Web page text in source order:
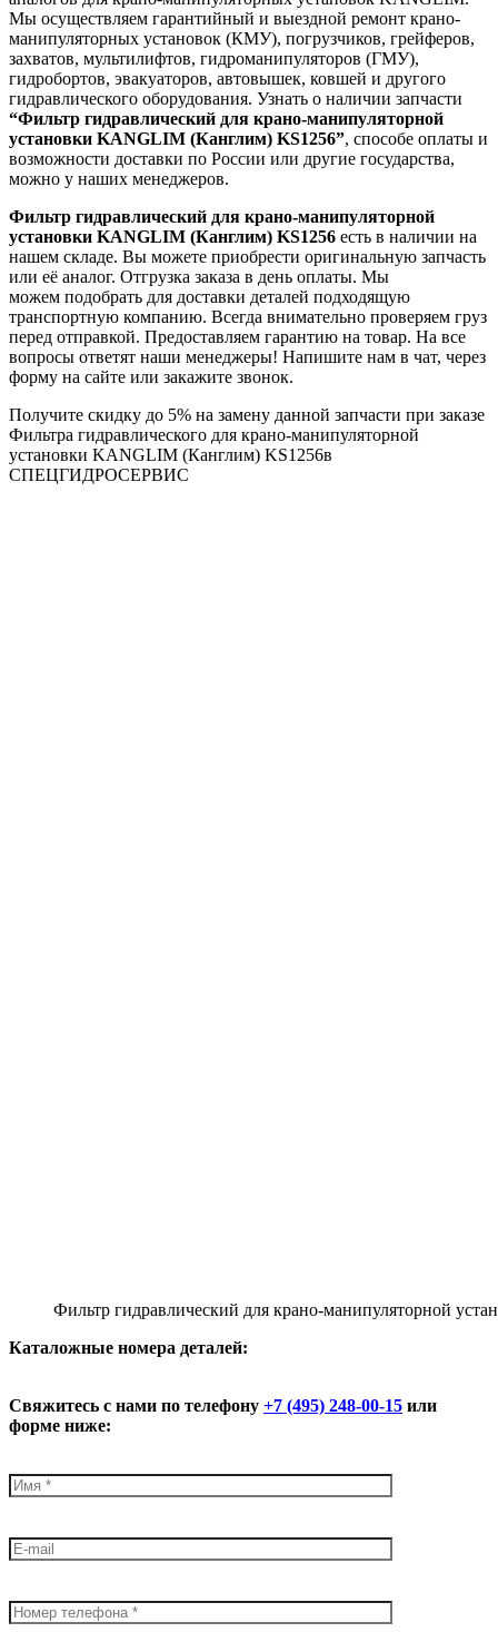
Мы осуществляем гарантийный и выездной ремонт крано-
манипуляторных установок (КМУ), погрузчиков, грейферов,
захватов, мультилифтов, гидроманипуляторов (ГМУ),
гидробортов, эвакуаторов, автовышек, ковшей и другого
гидравлического оборудования. Узнать о наличии запчасти
“Фильтр гидравлический для крано-манипуляторной
установки KANGLIM (Канглим) KS1256”, способе оплаты и
возможности доставки по России или другие государства,
можно у наших менеджеров.
Фильтр гидравлический для крано-манипуляторной
установки KANGLIM (Канглим) KS1256 есть в наличии на
нашем складе. Вы можете приобрести оригинальную запчасть
или её аналог. Отгрузка заказа в день оплаты. Мы
можем подобрать для доставки деталей подходящую
транспортную компанию. Всегда внимательно проверяем груз
перед отправкой. Предоставляем гарантию на товар. На все
вопросы ответят наши менеджеры! Напишите нам в чат, через
форму на сайте или закажите звонок.
Получите скидку до 5% на замену данной запчасти при заказе
Фильтра гидравлического для крано-манипуляторной
установки KANGLIM (Канглим) KS1256в
СПЕЦГИДРОСЕРВИС
Фильтр гидравлический для крано-манипуляторной
Каталожные номера деталей:
Свяжитесь с нами по телефону +7 (495) 248-00-15 или
форме ниже: